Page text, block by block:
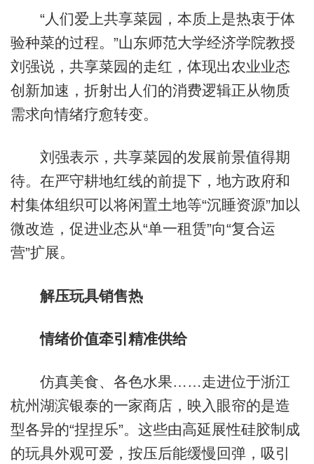
“人们爱上共享菜园，本质上是热衷于体
验种菜的过程。”山东师范大学经济学院教授
刘强说，共享菜园的走红，体现出农业业态
创新加速，折射出人们的消费逻辑正从物质
需求向情绪疗愈转变。
刘强表示，共享菜园的发展前景值得期
待。在严守耕地红线的前提下，地方政府和
村集体组织可以将闲置土地等“沉睡资源”加以
微改造，促进业态从“单一租赁”向“复合运
营”扩展。
解压玩具销售热
情绪价值牵引精准供给
仿真美食、各色水果……走进位于浙江
杭州湖滨银泰的一家商店，映入眼帘的是造
型各异的“捏捏乐”。这些由高延展性硅胶制成
的玩具外观可爱，按压后能缓慢回弹，吸引